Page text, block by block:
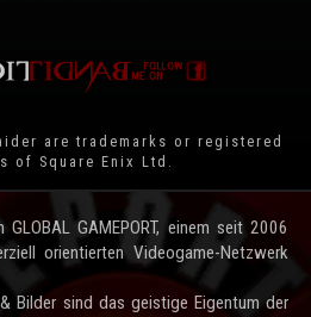
are trademarks or registered
of Square Enix Ltd.
GAMEPORT, einem seit 2006
orientierten Videogame-Netzwerk
Bilder sind das geistige Eigentum der